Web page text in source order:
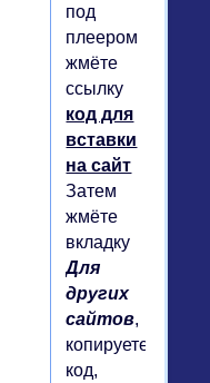
под
плеером
жмёте
ссылку
код для
вставки
на сайт
Затем
жмёте
вкладку
Для
других
сайтов,
копируете
код,